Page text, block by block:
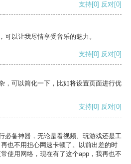
支持[0] 反对[0]
可以让我尽情享受音乐的魅力。
支持[0] 反对[0]
，可以简化一下，比如将设置页面进行优
支持[0] 反对[0]
必备神器，无论是看视频、玩游戏还是工
也不用担心网速卡顿了。以前出差的时
使用网络，现在有了这个app，我再也不